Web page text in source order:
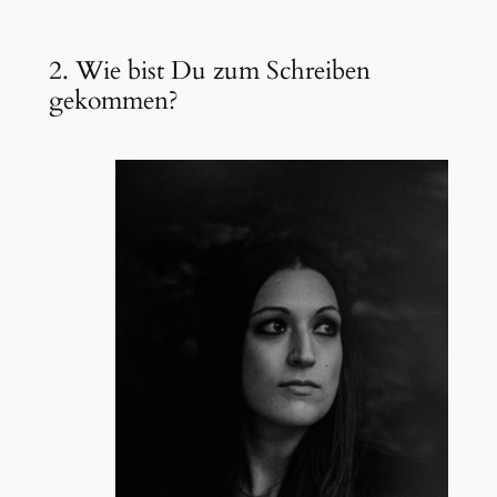
2. Wie bist Du zum Schreiben
gekommen?